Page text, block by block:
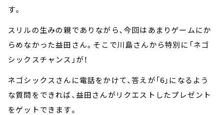
す。
スリルの生みの親でありながら、今回はあまりゲームにか
らめなかった益田さん。そこで川島さんから特別に「ネゴ
シックスチャンス」が！
ネゴシックスさんに電話をかけて、答えが「6」になるよう
な質問をできれば、益田さんがリクエストしたプレゼント
をゲットできます。